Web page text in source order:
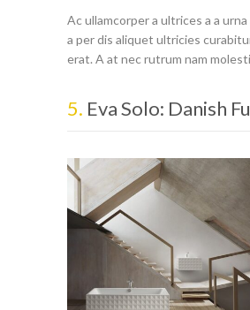
Ac ullamcorper a ultrices a a
a per dis aliquet ultricies
erat. A at nec rutrum nam
5. Eva Solo: Danish